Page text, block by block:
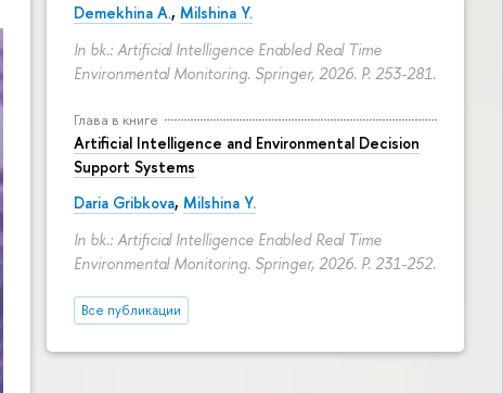
Demekhina A., Milshina Y.
In bk.: Artificial Intelligence Enabled Real Time
Environmental Monitoring. Springer, 2026. P. 253-281.
Глава в книге
Artificial Intelligence and Environmental Decision
Support Systems
Daria Gribkova, Milshina Y.
In bk.: Artificial Intelligence Enabled Real Time
Environmental Monitoring. Springer, 2026. P. 231-252.
Все публикации